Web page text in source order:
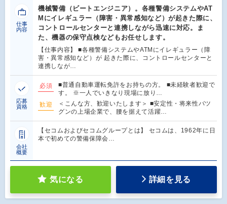
仕事
内容
機械警備（ビートエンジニア）。各種警備システムやAT
Mにイレギュラー（障害・異常感知など）が起きた際に、
コントロールセンターと連携しながら迅速に対応。ま
た、機器の保守点検などもお任せします。
【仕事内容】 ■各種警備システムやATMにイレギュラー（障
害・異常感知など）が 起きた際に、コントロールセンターと
連携しなが…
応募
資格
必須
■普通自動車運転免許をお持ちの方。 ■未経験者歓迎で
す。 ※一人でいきなり現場に放り…
歓迎
＜こんな方、歓迎いたします＞ ■安定性・将来性バツ
グンの上場企業で、腰を据えて活躍…
会社
概要
【セコムおよびセコムグループとは】 セコムは、1962年に日
本で初めての警備保障会…
気になる 詳細を見る